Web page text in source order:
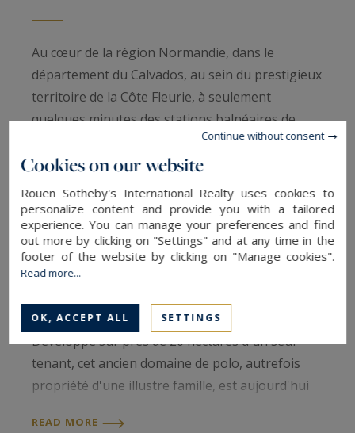
Au cœur de la région Normandie, dans le
département du Calvados, au sein du prestigieux
territoire de la Côte Fleurie, à seulement
quelques minutes des stations balnéaires de
Deauville et Trouville-sur-Mer.
Sotheby's International Realty vous présente un
domaine équestre d'exception. Véritable
référence internationale, ce haras de prestige
conjugue excellence sportive, infrastructures de
très haut niveau et art de vivre dans un
Développé sur près de 20 hectares d'un seul
tenant, cet ancien domaine de polo, autrefois
propriété d'une illustre famille, est aujourd'hui
READ MORE
Cookies on our website
Rouen Sotheby's International Realty uses cookies to
personalize content and provide you with a tailored
experience. You can manage your preferences and find
out more by clicking on "Settings" and at any time in the
footer of the website by clicking on "Manage cookies".
Read more...
OK, ACCEPT ALL SETTINGS
Continue without consent